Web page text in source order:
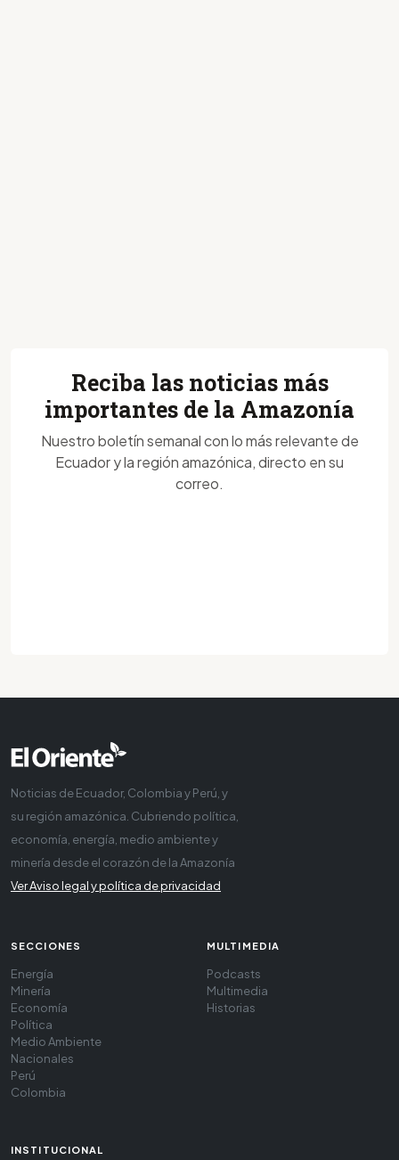
Reciba las noticias más
importantes de la Amazonía
Nuestro boletín semanal con lo más relevante de
Ecuador y la región amazónica, directo en su
correo.
Noticias de Ecuador, Colombia y Perú, y
su región amazónica. Cubriendo política,
economía, energía, medio ambiente y
minería desde el corazón de la Amazonía
Ver Aviso legal y política de privacidad
SECCIONES
Energía
Minería
Economía
Política
Medio Ambiente
Nacionales
Perú
Colombia
MULTIMEDIA
Podcasts
Multimedia
Historias
INSTITUCIONAL